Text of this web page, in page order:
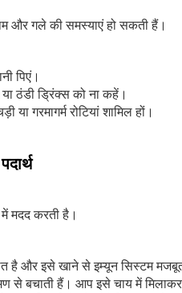
और गले की समस्याएं हो सकती हैं।
पिएं।
ठंडी ड्रिंक्स को ना कहें।
गरमागर्म रोटियां शामिल हों।
में मदद करती है।
है और इसे खाने से इम्यून सिस्टम
से बचाती हैं। आप इसे चाय में